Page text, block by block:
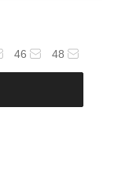
46 48